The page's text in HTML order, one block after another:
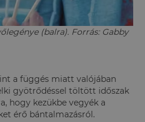
(balra). Forrás: Gabby
a függés miatt valójában
gyötrődéssel töltött időszak
hogy kezükbe vegyék a
érő bántalmazásról.